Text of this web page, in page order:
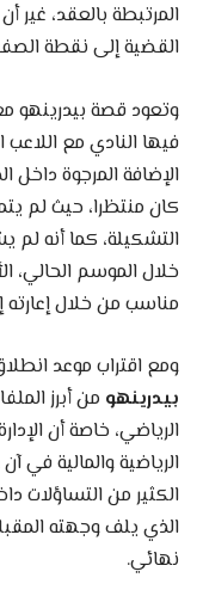
المرتبطة بالعقد، غير
القضية إلى نقطة الصفر.
وتعود قصة بيدرينهو مع
فيها النادي مع اللاعب
الإضافة المرجوة داخل
كان منتظرا، حيث لم
التشكيلة، كما أنه لم
خلال الموسم الحالي،
مناسب من خلال إعارته
ومع اقتراب موعد انطلاق
بيدرينهومن أبرز
الرياضي، خاصة أن
الرياضية والمالية في
الكثير من التساؤلات
الذي يلف وجهته
نهائي.